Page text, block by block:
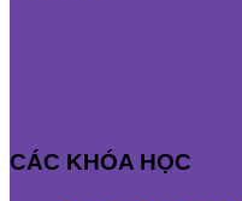
CÁC KHÓA HỌC